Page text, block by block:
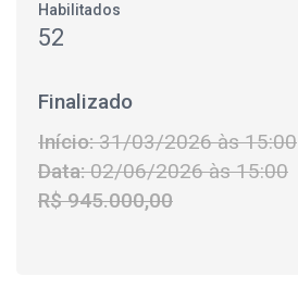
Habilitados
52
Finalizado
Início:31/03/2026 às 15:00
Data:02/06/2026 às 15:00
R$ 945.000,00